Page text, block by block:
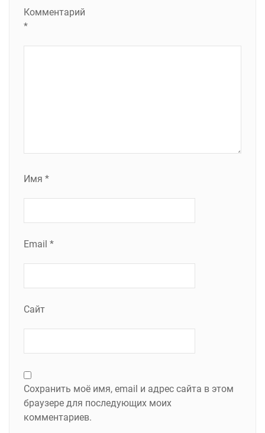
Комментарий
*
Имя *
Email *
Сайт
Сохранить моё имя, email и адрес сайта в этом
браузере для последующих моих
комментариев.